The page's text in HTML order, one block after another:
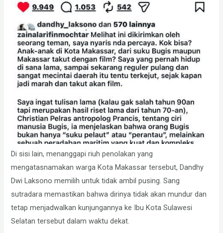
Di sisi lain, menanggapi riuh penolakan yang
mengatasnamakan warga Kota Makassar tersebut, Dandhy
Dwi Laksono memilih untuk tidak ambil pusing. Sang
sutradara memastikan bahwa dirinya tidak akan mundur dan
tetap menjadwalkan kunjungannya ke Ibu Kota Sulawesi
Selatan tersebut dalam waktu dekat.